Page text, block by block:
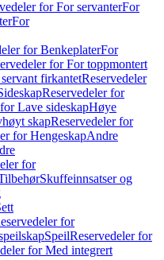
for For servanterFor
For
for BenkeplaterFor
for For toppmontert
firkantetReservedeler
Reservedeler for
Lave sideskapHøye
skapReservedeler for
for HengeskapAndre
for
Skuffeinnsatser og
for
SpeilReservedeler for
for Med integrert